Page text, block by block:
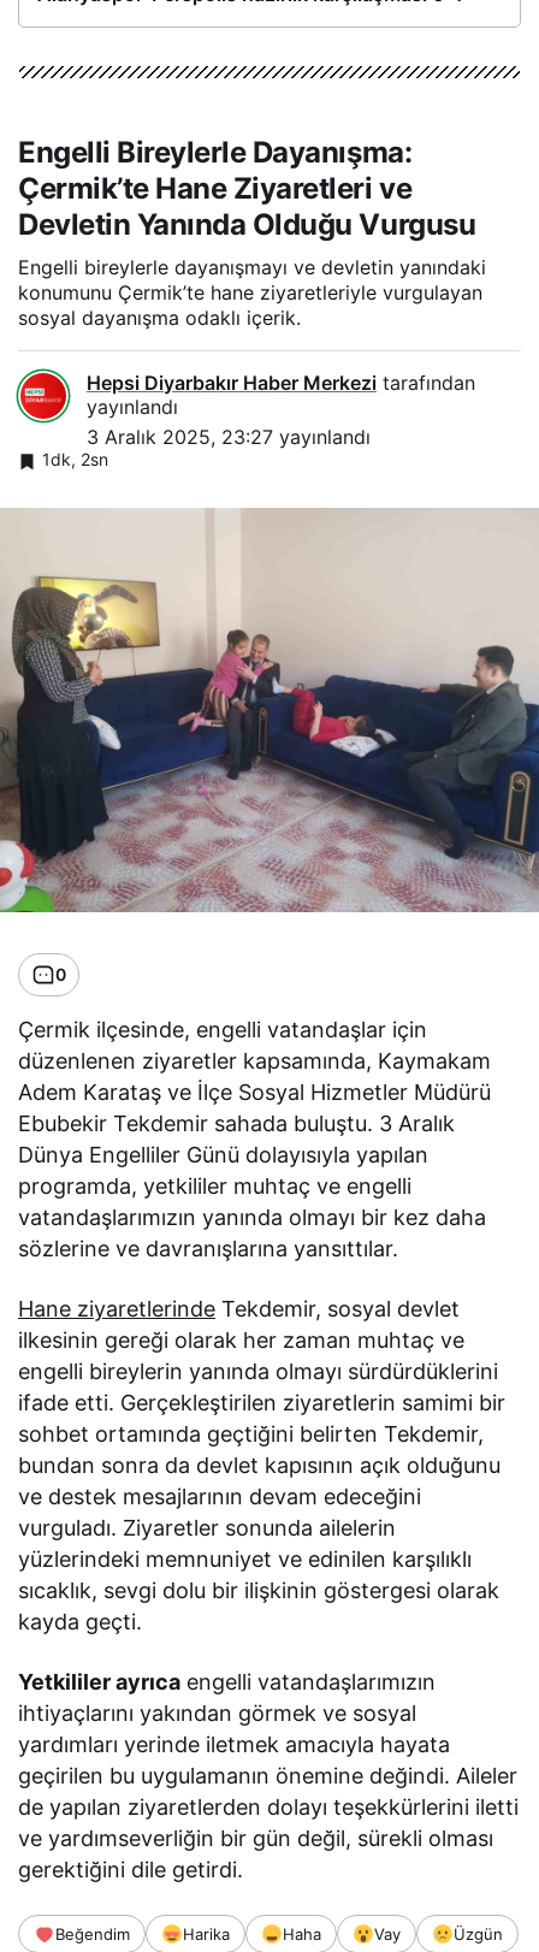
Engelli Bireylerle Dayanışma:
Çermik’te Hane Ziyaretleri ve
Devletin Yanında Olduğu Vurgusu
Engelli bireylerle dayanışmayı ve devletin yanındaki
konumunu Çermik’te hane ziyaretleriyle vurgulayan
sosyal dayanışma odaklı içerik.
Hepsi Diyarbakır Haber Merkezi tarafından
yayınlandı
3 Aralık 2025, 23:27 yayınlandı
1dk, 2sn
0
Çermik ilçesinde, engelli vatandaşlar için
düzenlenen ziyaretler kapsamında, Kaymakam
Adem Karataş ve İlçe Sosyal Hizmetler Müdürü
Ebubekir Tekdemir sahada buluştu. 3 Aralık
Dünya Engelliler Günü dolayısıyla yapılan
programda, yetkililer muhtaç ve engelli
vatandaşlarımızın yanında olmayı bir kez daha
sözlerine ve davranışlarına yansıttılar.
Hane ziyaretlerinde Tekdemir, sosyal devlet
ilkesinin gereği olarak her zaman muhtaç ve
engelli bireylerin yanında olmayı sürdürdüklerini
ifade etti. Gerçekleştirilen ziyaretlerin samimi bir
sohbet ortamında geçtiğini belirten Tekdemir,
bundan sonra da devlet kapısının açık olduğunu
ve destek mesajlarının devam edeceğini
vurguladı. Ziyaretler sonunda ailelerin
yüzlerindeki memnuniyet ve edinilen karşılıklı
sıcaklık, sevgi dolu bir ilişkinin göstergesi olarak
kayda geçti.
Yetkililer ayrıca engelli vatandaşlarımızın
ihtiyaçlarını yakından görmek ve sosyal
yardımları yerinde iletmek amacıyla hayata
geçirilen bu uygulamanın önemine değindi. Aileler
de yapılan ziyaretlerden dolayı teşekkürlerini iletti
ve yardımseverliğin bir gün değil, sürekli olması
gerektiğini dile getirdi.
Beğendim Harika Haha Vay
Üzgün